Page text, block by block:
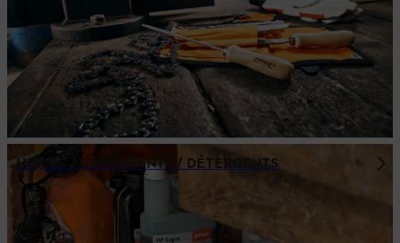
HUILES / CARBURANTS / DÉTERGENTS